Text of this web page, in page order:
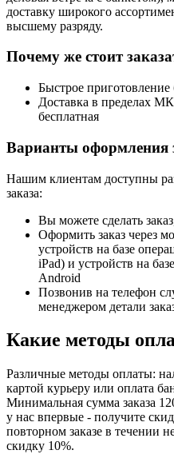
доставку широкого
высшему разряду.
Почему же стоит
Быстрое
Доставка в пределах
бесплатная
Варианты оформления
Нашим клиентам доступны
заказа:
Вы можете сделать
Оформить заказ через
устройств на базе
iPad) и устройств на
Android
Позвонив на телефон
менеджером детали
Какие методы
Различные методы оплаты:
картой курьеру или оплата
Минимальная сумма заказа
у нас впервые - получите
повторном заказе в течении
скидку 10%.